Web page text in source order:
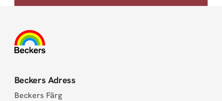
Beckers Adress
Beckers Färg